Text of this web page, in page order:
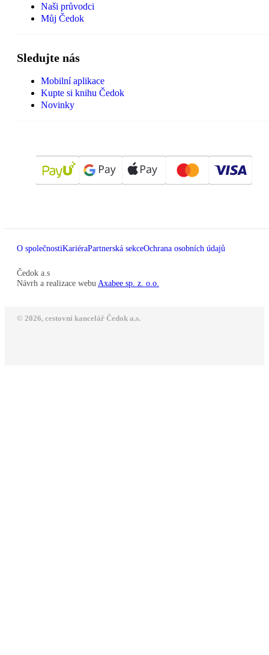
Naši průvodci
Můj Čedok
Sledujte nás
Mobilní aplikace
Kupte si knihu Čedok
Novinky
O společnostiKariéraPartnerská sekceOchrana osobních údajů
Čedok a.s
Návrh a realizace webu Axabee sp. z. o.o.
© 2026, cestovní kancelář Čedok a.s.